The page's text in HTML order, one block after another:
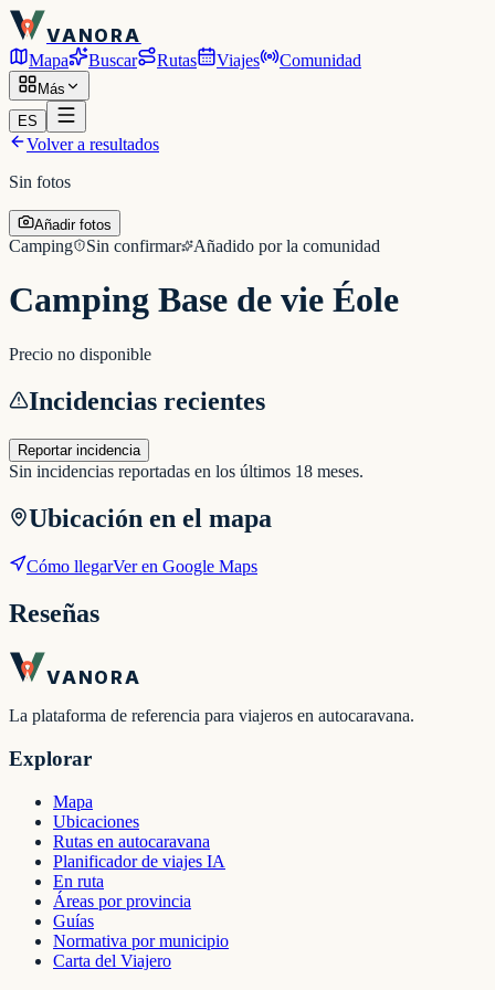
VANORA
Mapa Buscar Rutas Viajes Comunidad
Más
ES
Volver a resultados
Sin fotos
Añadir fotos
Camping Sin confirmar Añadido por la comunidad
Camping Base de vie Éole
Precio no disponible
Incidencias recientes
Reportar incidencia
Sin incidencias reportadas en los últimos 18 meses.
Ubicación en el mapa
Cómo llegarVer en Google Maps
Reseñas
VANORA
La plataforma de referencia para viajeros en autocaravana.
Explorar
Mapa
Ubicaciones
Rutas en autocaravana
Planificador de viajes IA
En ruta
Áreas por provincia
Guías
Normativa por municipio
Carta del Viajero